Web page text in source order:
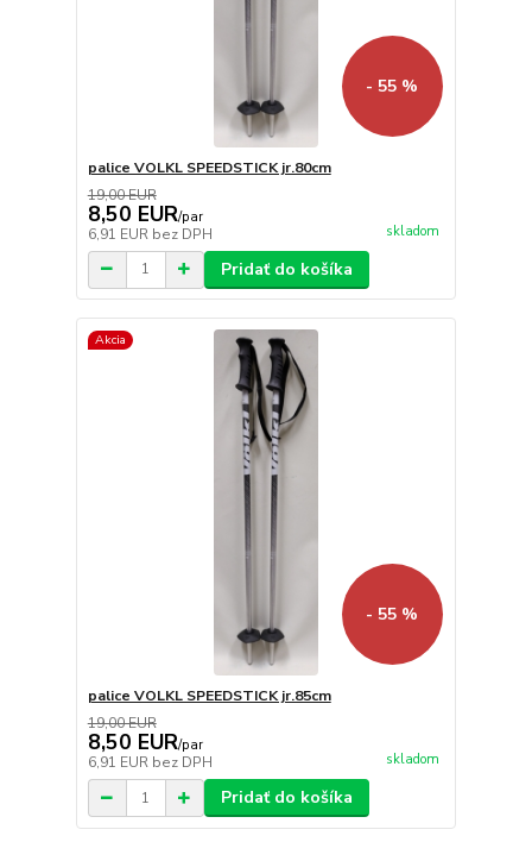
- 55 %
palice VOLKL SPEEDSTICK jr.80cm
19,00 EUR
8,50 EUR/par
6,91 EUR bez DPH skladom
Pridať do košíka
Akcia
- 55 %
palice VOLKL SPEEDSTICK jr.85cm
19,00 EUR
8,50 EUR/par
6,91 EUR bez DPH skladom
Pridať do košíka